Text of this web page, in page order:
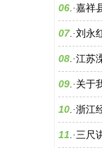
06.·嘉祥
07.·刘永
08.·江苏
09.· 关于
10.·浙江
11.·三尺